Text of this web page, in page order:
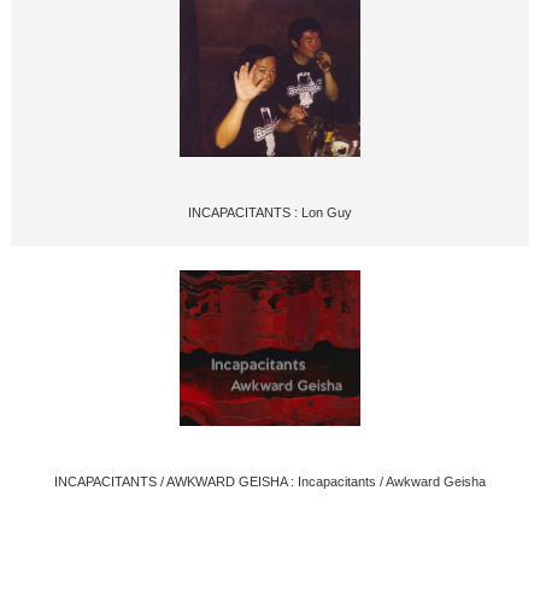
INCAPACITANTS : Lon Guy
INCAPACITANTS / AWKWARD GEISHA : Incapacitants / Awkward Geisha